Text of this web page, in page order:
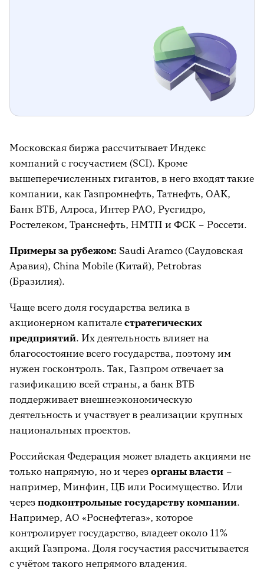
Московская биржа рассчитывает Индекс
компаний с госучастием (SCI). Кроме
вышеперечисленных гигантов, в него входят такие
компании, как Газпромнефть, Татнефть, ОАК,
Банк ВТБ, Алроса, Интер РАО, Русгидро,
Ростелеком, Транснефть, НМТП и ФСК – Россети.
Примеры за рубежом: Saudi Aramco (Саудовская
Аравия), China Mobile (Китай), Petrobras
(Бразилия).
Чаще всего доля государства велика в
акционерном капитале стратегических
предприятий. Их деятельность влияет на
благосостояние всего государства, поэтому им
нужен госконтроль. Так, Газпром отвечает за
газификацию всей страны, а банк ВТБ
поддерживает внешнеэкономическую
деятельность и участвует в реализации крупных
национальных проектов.
Российская Федерация может владеть акциями не
только напрямую, но и через органы власти –
например, Минфин, ЦБ или Росимущество. Или
через подконтрольные государству компании.
Например, АО «Роснефтегаз», которое
контролирует государство, владеет около 11%
акций Газпрома. Доля госучастия рассчитывается
с учётом такого непрямого владения.